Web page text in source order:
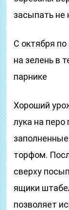
засыпать не
С октября
на зелень в
парнике
Хороший
лука на
торфом.
сверху
ящики
позволяет